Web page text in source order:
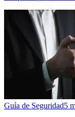
Guía de Seguridad5